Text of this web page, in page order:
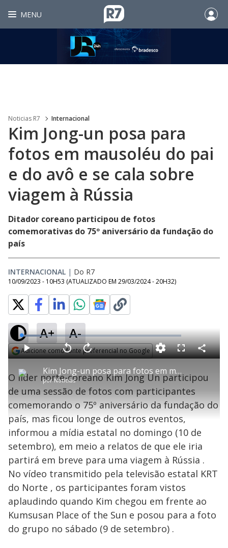
MENU
Noticias R7 Internacional
Kim Jong-un posa para
fotos em mausoléu do pai
e do avô e se cala sobre
viagem à Rússia
Ditador coreano participou de fotos
comemorativas do 75º aniversário da fundação do
país
INTERNACIONAL | Do R7
10/09/2023 - 10H53 (ATUALIZADO EM 29/03/2024 - 20H32)
A+ A-
Adicione como fonte preferencial no Google
P
l
a
y
V
i
Kim Jong-un posa para fotos em mausoléu do pai e do avô e se cala sobre viagem à Rússia
porNotícias
P V
t
a
r
0
e
g
n
d
o
s
A
n
ç
a
1
s
e
u
n
o
M
o
L
o
a
d
e
2
.
3
5
F
s
c
e
n
C
o
a
r
a
O líder norte-coreano Kim Jong Un participou
de uma sessão de fotos com participantes
comemorando o 75º aniversário da fundação do
país, mas ficou longe de outros eventos,
informou a mídia estatal no domingo (10 de
setembro), em meio a relatos de que ele iria
partirá em breve para uma viagem à Rússia .
No vídeo transmitido pela televisão estatal KRT
do Norte , os participantes foram vistos
aplaudindo quando Kim chegou em frente ao
Kumsusan Place of the Sun e posou para a foto
do grupo no sábado (9 de setembro) .